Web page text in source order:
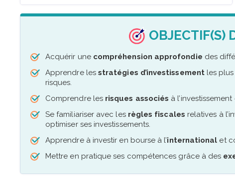
OBJECTIF(S)
Acquérir une compréhension approfondie des
Apprendre les stratégies d’investissementles plus
risques.
Comprendre les risques associés à
Se familiariser avec les règles fiscales relatives à
optimiser ses investissements.
Apprendre à investir en bourse à l’international et
Mettre en pratique ses compétences grâce à des